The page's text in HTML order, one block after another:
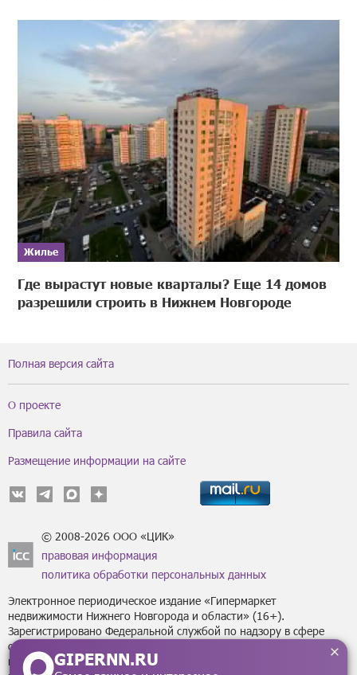
Жилье
Где вырастут новые кварталы? Еще 14 домов
разрешили строить в Нижнем Новгороде
GIPERNN.RU
Полная версия сайта
О проекте
Правила сайта
Размещение информации на сайте
© 2008-2026 ООО «ЦИК»
правовая информация
политика обработки персональных данных
Электронное периодическое издание «Гипермаркет
недвижимости Нижнего Новгорода и области» (16+).
Зарегистрировано Федеральной службой по надзору в сфере
связи, информационных технологий
и массовых коммуникаций (Роскомнадзор) за регистрационным